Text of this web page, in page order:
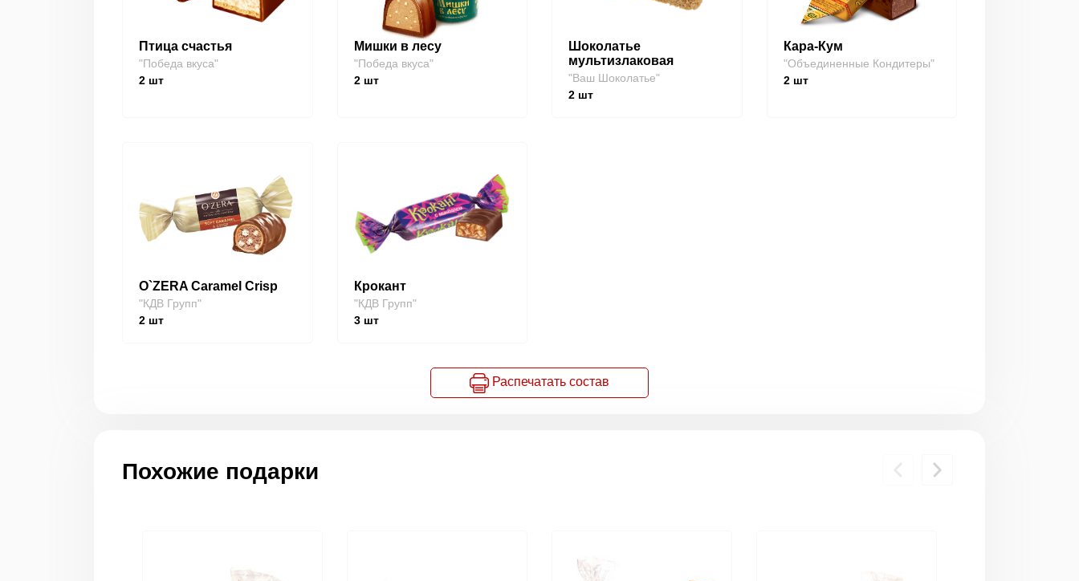
Птица счастья
"Победа вкуса"
2 шт
Мишки в лесу
"Победа вкуса"
2шт
Шоколатье
мультизлаковая
"Ваш Шоколатье"
2 шт
Кара-Кум
"Объединенные Кондитеры"
2шт
O`ZERA Caramel Crisp
"КДВ Групп"
2 шт
Крокант
"КДВ Групп"
3шт
Распечатать состав
Похожие подарки